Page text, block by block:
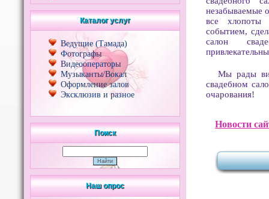
Каталог услуг
Ведущие (Тамада)
Фотографы
Видеооператоры
Музыканты/Вокал
Оформление залов
Эксклюзив и разное
Поиск
Наш опрос
незабываемые
все хлопоты
событием,
салон
Мы рады
свадебном
очарования!
Новости